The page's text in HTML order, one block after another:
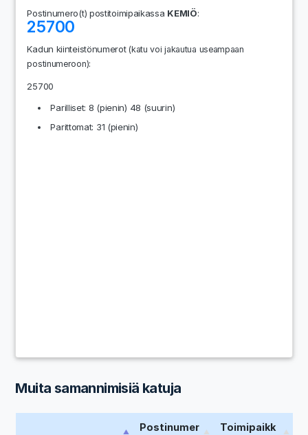
Postinumero(t) postitoimipaikassa KEMIÖ:
25700
Kadun kiinteistönumerot(katu voi jakautua useampaan
postinumeroon):
25700
Parilliset: 8 (pienin) 48 (suurin)
Parittomat: 31 (pienin)
Muita samannimisiä katuja
Postinumer
Toimipaikk